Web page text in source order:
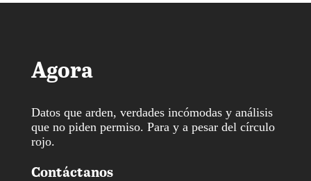
Agora
Datos que arden, verdades incómodas y análisis
que no piden permiso. Para y a pesar del círculo
rojo.
Contáctanos